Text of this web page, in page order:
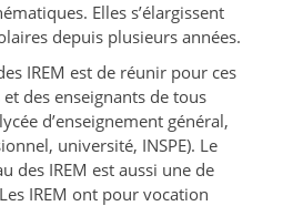
Elles s’élargissent
depuis plusieurs années.
IREM est de réunir pour ces
des enseignants de tous
d’enseignement général,
université, INSPE). Le
des IREM est aussi une de
IREM ont pour vocation